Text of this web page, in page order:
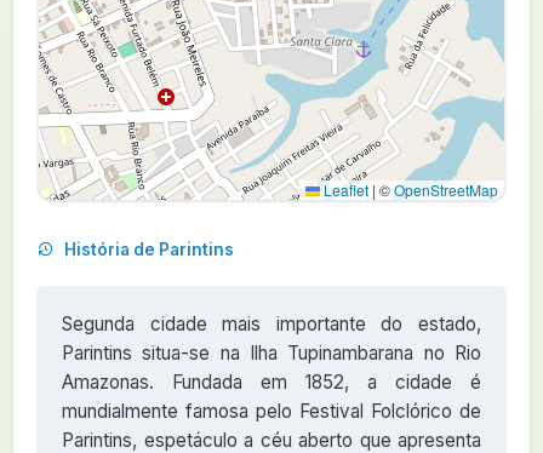
Leaflet | ©OpenStreetMap
História de Parintins
Segunda cidade mais importante do estado,
Parintins situa-se na Ilha Tupinambarana no Rio
Amazonas. Fundada em 1852, a cidade é
mundialmente famosa pelo Festival Folclórico de
Parintins, espetáculo a céu aberto que apresenta